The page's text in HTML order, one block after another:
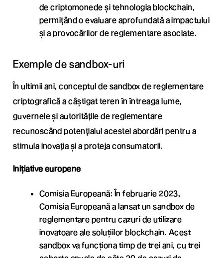
de criptomonede și tehnologia blockchain,
permițând o evaluare aprofundată a impactului
și a provocărilor de reglementare asociate.
Exemple de sandbox-uri
În ultimii ani, conceptul de sandbox de reglementare
criptografică a câștigat teren în întreaga lume,
guvernele și autoritățile de reglementare
recunoscând potențialul acestei abordări pentru a
stimula inovația și a proteja consumatorii.
Inițiative europene
Comisia Europeană: În februarie 2023,
Comisia Europeană a lansat un sandbox de
reglementare pentru cazuri de utilizare
inovatoare ale soluțiilor blockchain. Acest
sandbox va funcționa timp de trei ani, cu trei